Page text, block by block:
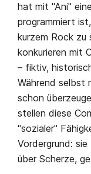
hat mit "Ani"
programmiert
kurzem Rock zu
konkurieren mit
– fiktiv,
Während selbst
schon
stellen diese
"sozialer"
Vordergrund:
über Scherze,